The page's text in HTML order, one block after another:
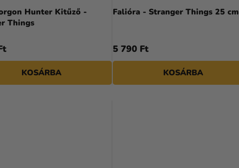
Hunter Kitűző -
Things
KOSÁRBA
Falióra - Stranger Things 25 cm
5 790 Ft
KOSÁRBA